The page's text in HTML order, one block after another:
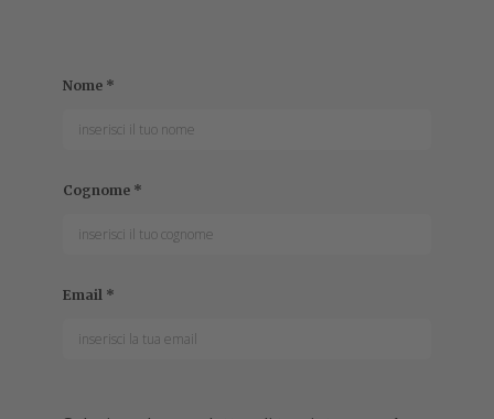
Nome *
Cognome *
Email *